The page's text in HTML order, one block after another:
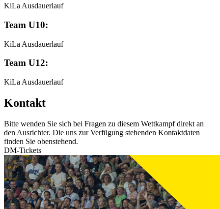
KiLa Ausdauerlauf
Team U10:
KiLa Ausdauerlauf
Team U12:
KiLa Ausdauerlauf
Kontakt
Bitte wenden Sie sich bei Fragen zu diesem Wettkampf direkt an
den Ausrichter. Die uns zur Verfügung stehenden Kontaktdaten
finden Sie obenstehend.
DM-Tickets